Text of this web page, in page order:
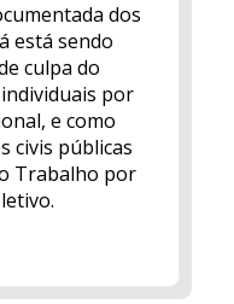
dos
está sendo
culpa do
por
e como
civis públicas
Trabalho por